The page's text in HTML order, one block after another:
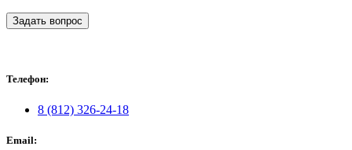
Задать вопрос
Телефон:
8 (812) 326-24-18
Email: